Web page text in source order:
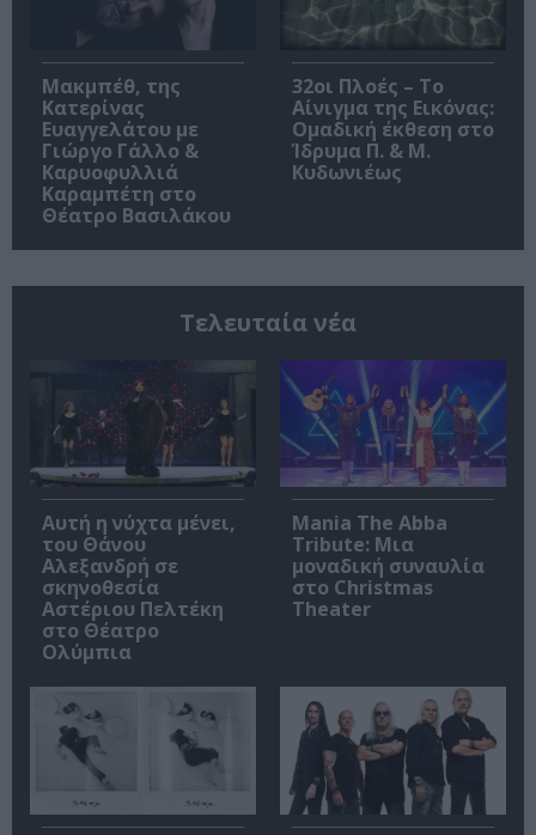
Μακμπέθ, της
Κατερίνας
Ευαγγελάτου με
Γιώργο Γάλλο &
Καρυοφυλλιά
Καραμπέτη στο
Θέατρο Βασιλάκου
32οι Πλοές – Το
Αίνιγμα της Εικόνας:
Ομαδική έκθεση στο
Ίδρυμα Π. & Μ.
Κυδωνιέως
Τελευταία νέα
Αυτή η νύχτα μένει,
του Θάνου
Αλεξανδρή σε
σκηνοθεσία
Αστέριου Πελτέκη
στο Θέατρο
Ολύμπια
Mania The Abba
Tribute: Μια
μοναδική συναυλία
στο Christmas
Theater